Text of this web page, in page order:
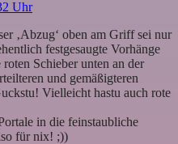
Uhr
‚Abzug‘ oben am Griff sei nur
festgesaugte Vorhänge
Schieber unten an der
und gemäßigteren
Vielleicht hastu auch rote
in die feinstaubliche
für nix! ;))